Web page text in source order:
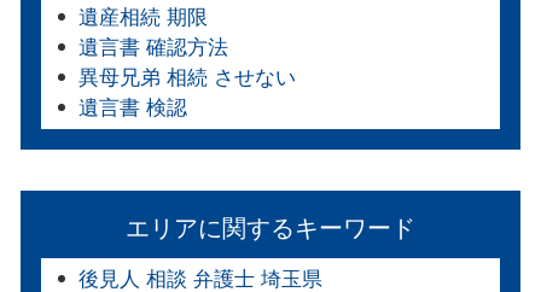
遺産相続 期限
遺言書 確認方法
異母兄弟 相続 させない
遺言書 検認
エリアに関するキーワード
後見人 相談 弁護士 埼玉県